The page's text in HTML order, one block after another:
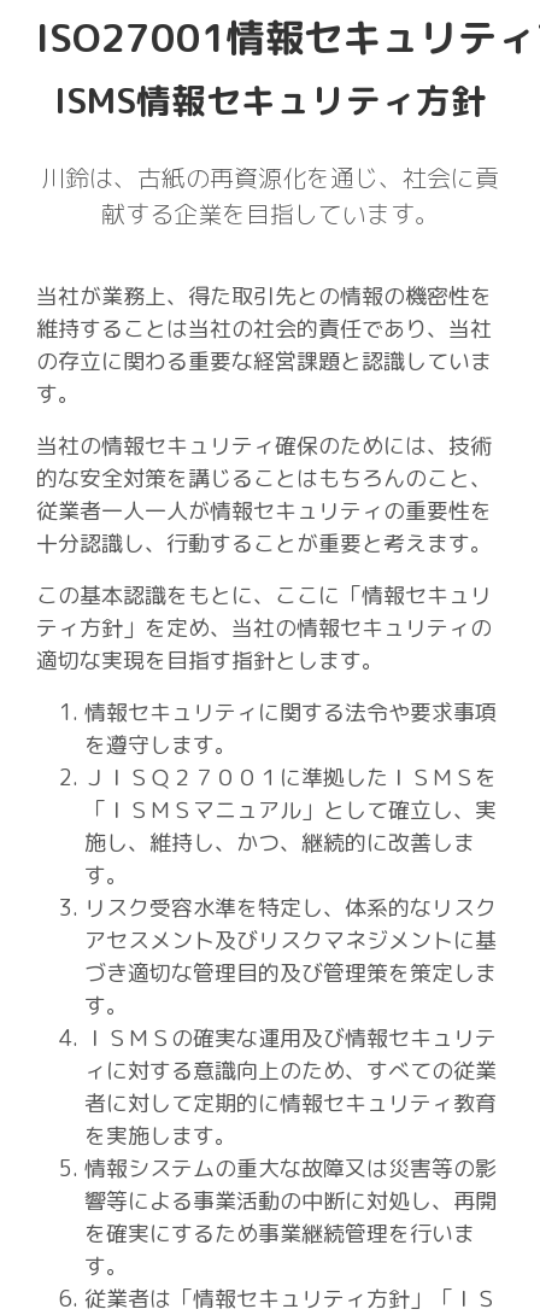
ISO27001情報セキュリテ
ISMS情報セキュリティ方針
川鈴は、古紙の再資源化を通じ、社会に貢
献する企業を目指しています。
当社が業務上、得た取引先との情報の機密性を
維持することは当社の社会的責任であり、当社
の存立に関わる重要な経営課題と認識していま
す。
当社の情報セキュリティ確保のためには、技術
的な安全対策を講じることはもちろんのこと、
従業者一人一人が情報セキュリティの重要性を
十分認識し、行動することが重要と考えます。
この基本認識をもとに、ここに「情報セキュリ
ティ方針」を定め、当社の情報セキュリティの
適切な実現を目指す指針とします。
情報セキュリティに関する法令や要求事項
を遵守します。
ＪＩＳＱ２７００１に準拠したＩＳＭＳを
「ＩＳＭＳマニュアル」として確立し、実
施し、維持し、かつ、継続的に改善しま
す。
リスク受容水準を特定し、体系的なリスク
アセスメント及びリスクマネジメントに基
づき適切な管理目的及び管理策を策定しま
す。
ＩＳＭＳの確実な運用及び情報セキュリテ
ィに対する意識向上のため、すべての従業
者に対して定期的に情報セキュリティ教育
を実施します。
情報システムの重大な故障又は災害等の影
響等による事業活動の中断に対処し、再開
を確実にするため事業継続管理を行いま
す。
従業者は「情報セキュリティ方針」「ＩＳ